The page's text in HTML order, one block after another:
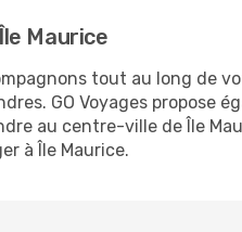
Maurice
tout au long de
GO Voyages propose
au centre-ville de Île
à Île Maurice.